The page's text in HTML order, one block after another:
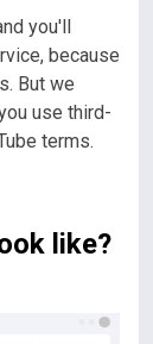
you'll
because
But we
use third-
terms.
like?